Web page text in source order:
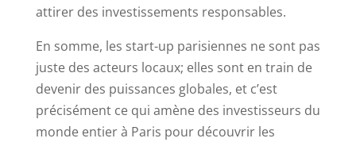
attirer des investissements responsables.
En somme, les start-up parisiennes ne sont pas
juste des acteurs locaux; elles sont en train de
devenir des puissances globales, et c’est
précisément ce qui amène des investisseurs du
monde entier à Paris pour découvrir les